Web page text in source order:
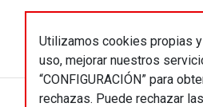
Utilizamos cookies propias
uso, mejorar nuestros
“CONFIGURACIÓN” para
rechazas. Puede rechazar